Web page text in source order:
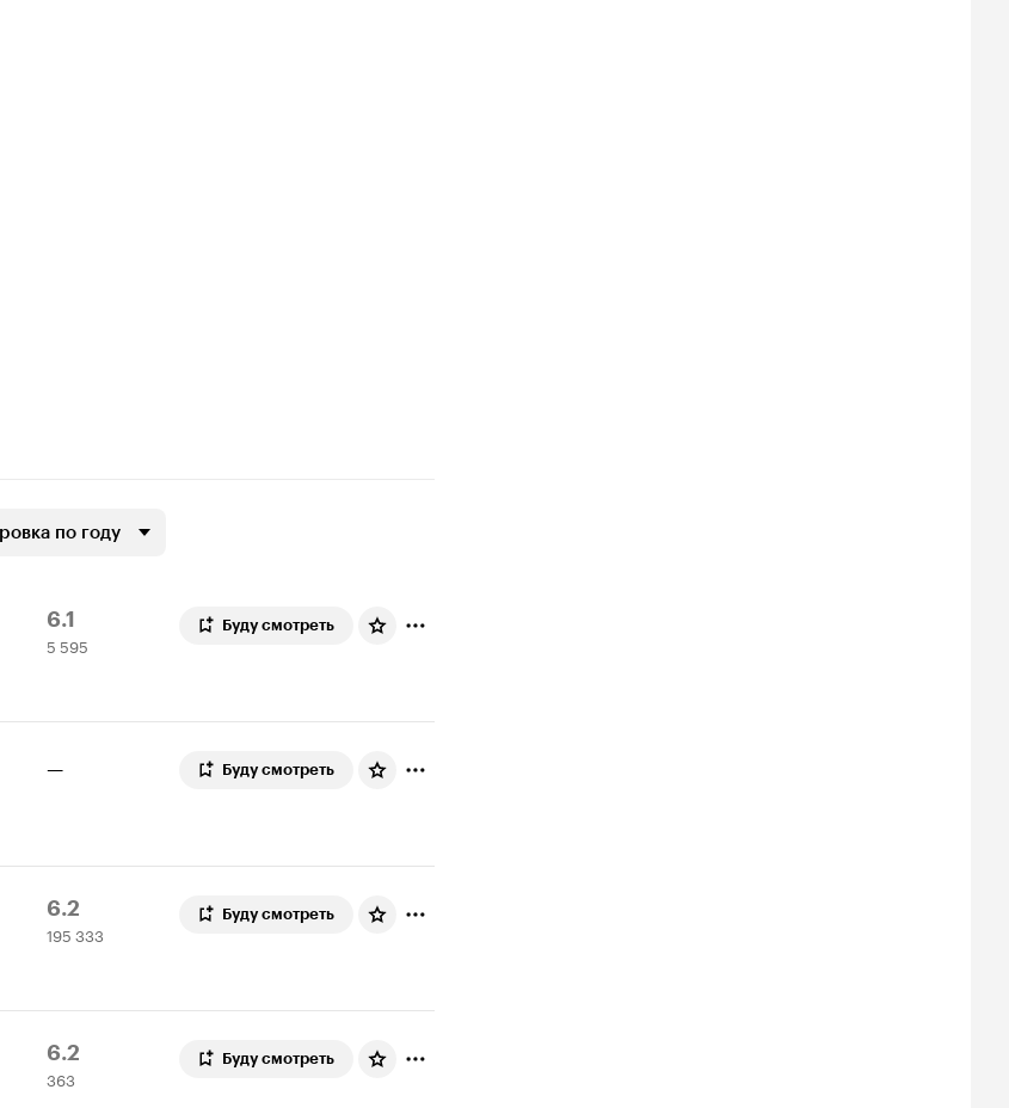
по году
Рейтинг
Кинопоиска
6.1
5
595
5 595
Буду смотреть
— Буду смотреть
Рейтинг
Кинопоиска
6.2
195
333
195 333
Буду смотреть
Рейтинг
Кинопоиска
6.2
363
оценки
363
Буду смотреть